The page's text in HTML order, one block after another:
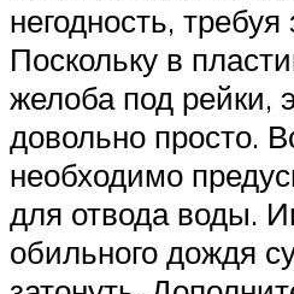
негодность,
Поскольку в
желоба под рейки,
довольно просто.
необходимо
для отвода воды.
обильного дождя